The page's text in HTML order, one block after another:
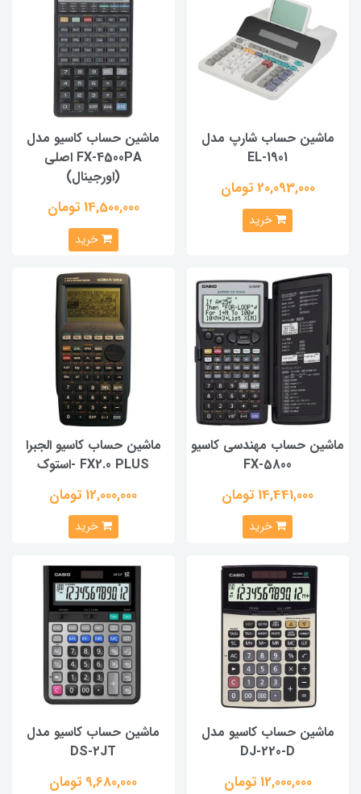
ماشین حساب شارپ مدل
EL-1901
20,093,000 تومان
خرید
ماشین حساب کاسیو مدل
FX-4500PA اصلی
(اورجینال)
14,500,000 تومان
خرید
ماشین حساب مهندسی کاسیو
FX-5800
14,441,000 تومان
خرید
ماشين حساب کاسيو الجبرا
FX2.0 PLUS -استوک
12,000,000 تومان
خرید
ماشین حساب کاسیو مدل
DJ-220-D
12,000,000 تومان
ماشین حساب کاسیو مدل
DS-2JT
9,680,000 تومان